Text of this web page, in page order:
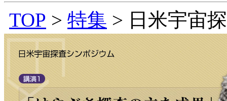
TOP > 特集 > 日米宇宙